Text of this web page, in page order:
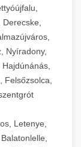
Nyíradony,
Felsőzsolca,
Letenye,